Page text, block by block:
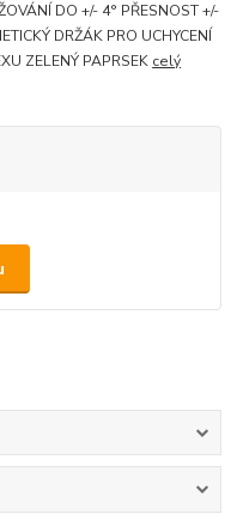
DO +/- 4° PŘESNOST +/-
DRŽÁK PRO UCHYCENÍ
ZELENÝ PAPRSEK celý